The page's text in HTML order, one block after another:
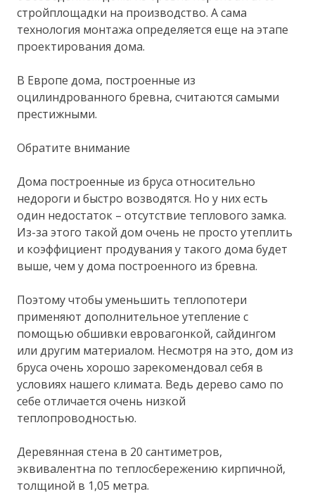
стройплощадки на производство. А сама
технология монтажа определяется еще на этапе
проектирования дома.
В Европе дома, построенные из
оцилиндрованного бревна, считаются самыми
престижными.
Обратите внимание
Дома построенные из бруса относительно
недороги и быстро возводятся. Но у них есть
один недостаток – отсутствие теплового замка.
Из-за этого такой дом очень не просто утеплить
и коэффициент продувания у такого дома будет
выше, чем у дома построенного из бревна.
Поэтому чтобы уменьшить теплопотери
применяют дополнительное утепление с
помощью обшивки евровагонкой, сайдингом
или другим материалом. Несмотря на это, дом из
бруса очень хорошо зарекомендовал себя в
условиях нашего климата. Ведь дерево само по
себе отличается очень низкой
теплопроводностью.
Деревянная стена в 20 сантиметров,
эквивалентна по теплосбережению кирпичной,
толщиной в 1,05 метра.